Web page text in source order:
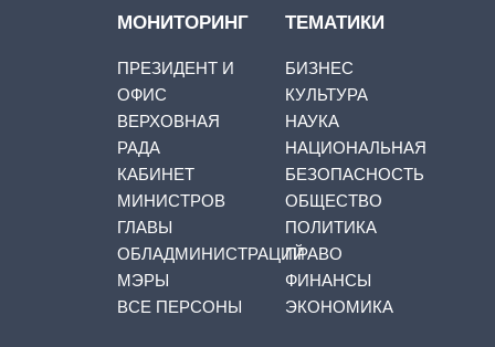
МОНИТОРИНГ
ПРЕЗИДЕНТ И
ОФИС
ВЕРХОВНАЯ
РАДА
КАБИНЕТ
МИНИСТРОВ
ГЛАВЫ
ОБЛАДМИНИСТРАЦИЙ
МЭРЫ
ВСЕ ПЕРСОНЫ
ТЕМАТИКИ
БИЗНЕС
КУЛЬТУРА
НАУКА
НАЦИОНАЛЬНАЯ
БЕЗОПАСНОСТЬ
ОБЩЕСТВО
ПОЛИТИКА
ПРАВО
ФИНАНСЫ
ЭКОНОМИКА